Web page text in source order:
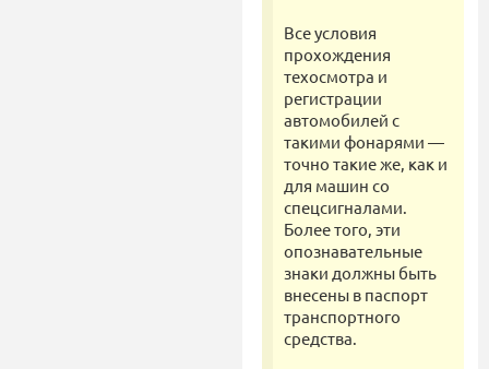
Все условия
прохождения
техосмотра и
регистрации
автомобилей с
такими фонарями —
точно такие же, как и
для машин со
спецсигналами.
Более того, эти
опознавательные
знаки должны быть
внесены в паспорт
транспортного
средства.